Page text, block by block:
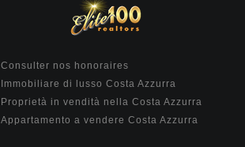
Consulter nos honoraires
Immobiliare di lusso Costa Azzurra
Proprietà in vendità nella Costa Azzurra
Appartamento a vendere Costa Azzurra